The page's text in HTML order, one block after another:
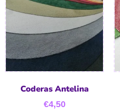
Coderas Antelina
€4,50